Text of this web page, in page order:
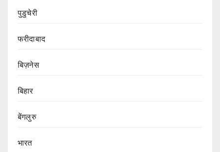
पुडुचेरी
फरीदाबाद
बिज़नेस
बिहार
बेंगलुरु
भारत